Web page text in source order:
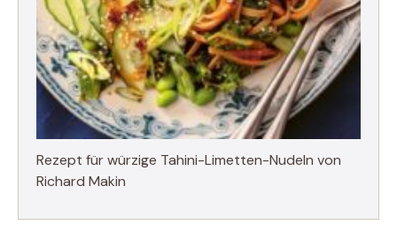
Rezept für würzige Tahini-Limetten-Nudeln von
Richard Makin